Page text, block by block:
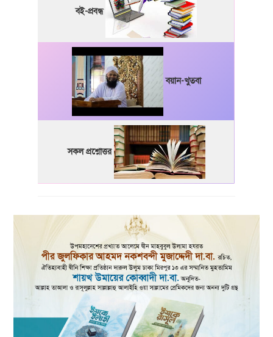
বই-প্রবন্ধ
বয়ান-খুতবা
সকল প্রশ্নোত্তর